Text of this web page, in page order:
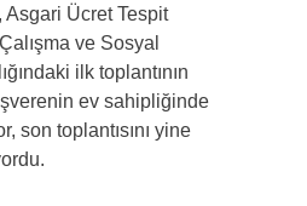
Asgari Ücret Tespit
ve Sosyal
ilk toplantının
ev sahipliğinde
son toplantısını yine